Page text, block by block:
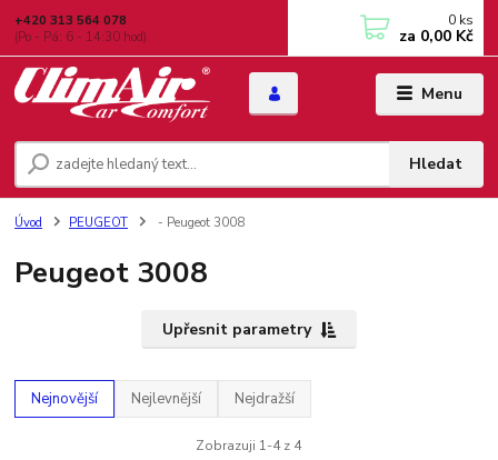
Menu
Hledat
+420 313 564 078
(Po - Pá: 6 - 14:30 hod)
0 ks
za 0,00 Kč
Úvod PEUGEOT - Peugeot 3008
Peugeot 3008
Upřesnit parametry
Nejnovější Nejlevnější Nejdražší
Zobrazuji 1-4 z 4